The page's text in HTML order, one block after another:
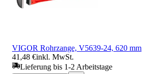
VIGOR Rohrzange, V5639-24, 620 mm
41,48 €inkl. MwSt.
Lieferung bis 1-2 Arbeitstage